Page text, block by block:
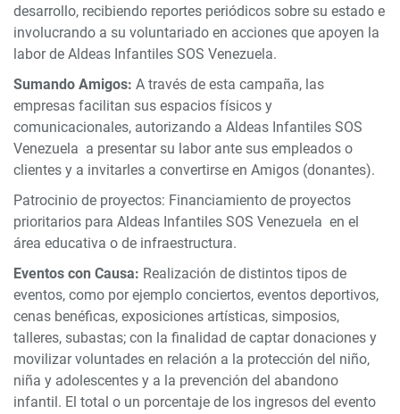
desarrollo, recibiendo reportes periódicos sobre su estado e
involucrando a su voluntariado en acciones que apoyen la
labor de Aldeas Infantiles SOS Venezuela.
Sumando Amigos: A través de esta campaña, las
empresas facilitan sus espacios físicos y
comunicacionales, autorizando a Aldeas Infantiles SOS
Venezuela a presentar su labor ante sus empleados o
clientes y a invitarles a convertirse en Amigos (donantes).
Patrocinio de proyectos: Financiamiento de proyectos
prioritarios para Aldeas Infantiles SOS Venezuela en el
área educativa o de infraestructura.
Eventos con Causa: Realización de distintos tipos de
eventos, como por ejemplo conciertos, eventos deportivos,
cenas benéficas, exposiciones artísticas, simposios,
talleres, subastas; con la finalidad de captar donaciones y
movilizar voluntades en relación a la protección del niño,
niña y adolescentes y a la prevención del abandono
infantil. El total o un porcentaje de los ingresos del evento